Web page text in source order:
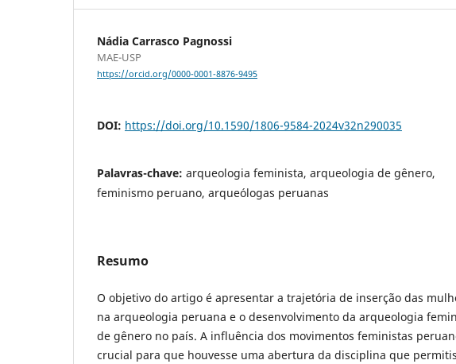
Nádia Carrasco Pagnossi
MAE-USP
https://orcid.org/0000-0001-8876-9495
DOI: https://doi.org/10.1590/1806-9584-2024v32n290035
Palavras-chave: arqueologia feminista, arqueologia de gênero,
feminismo peruano, arqueólogas peruanas
Resumo
O objetivo do artigo é apresentar a trajetória de inserção das
na arqueologia peruana e o desenvolvimento da arqueologia
de gênero no país. A influência dos movimentos feministas
crucial para que houvesse uma abertura da disciplina que